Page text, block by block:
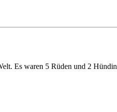
Es waren 5 Rüden und 2